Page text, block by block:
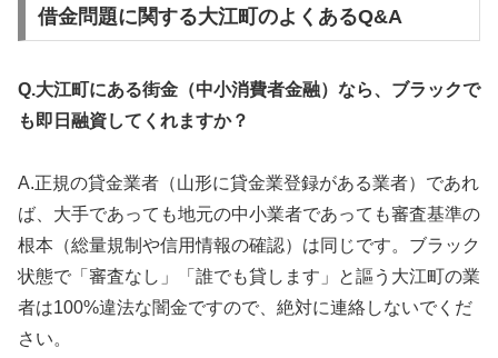
借金問題に関する大江町のよくあるQ&A
Q.大江町にある街金（中小消費者金融）なら、ブラックで
も即日融資してくれますか？
A.正規の貸金業者（山形に貸金業登録がある業者）であれ
ば、大手であっても地元の中小業者であっても審査基準の
根本（総量規制や信用情報の確認）は同じです。ブラック
状態で「審査なし」「誰でも貸します」と謳う大江町の業
者は100%違法な闇金ですので、絶対に連絡しないでくだ
さい。